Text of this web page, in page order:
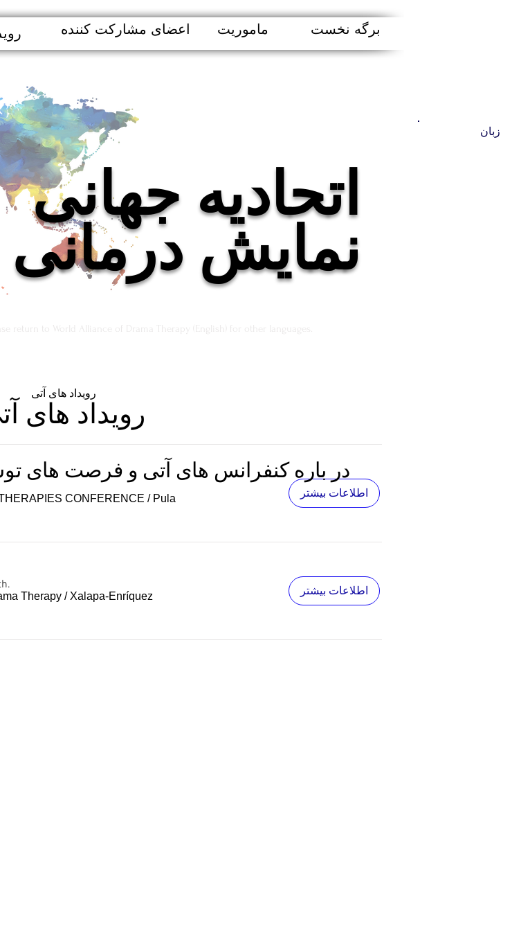
اعضای مشارکت کننده ماموریت برگه نخست
اتحادیه جهانی
نمایش درمانی
زبان
return to World Alliance of Drama Therapy (English) for other languages.
رویداد های آتی
CONFERENCE / Pula اطلاعات بیشتر
Therapy / Xalapa-Enríquez اطلاعات بیشتر
در باره کنفرانس های آتی و فرصت های
رویداد های